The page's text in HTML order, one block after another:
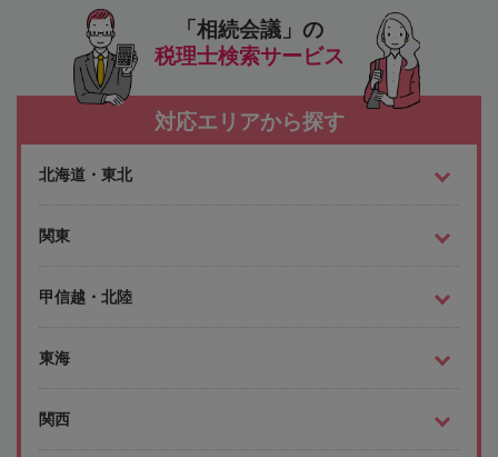
「相続会議」の
税理士検索サービス
対応エリアから探す
北海道・東北
関東
甲信越・北陸
東海
関西